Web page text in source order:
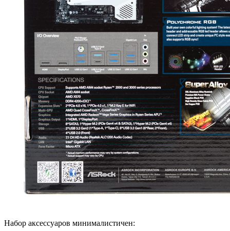
Набор аксессуаров минималистичен: